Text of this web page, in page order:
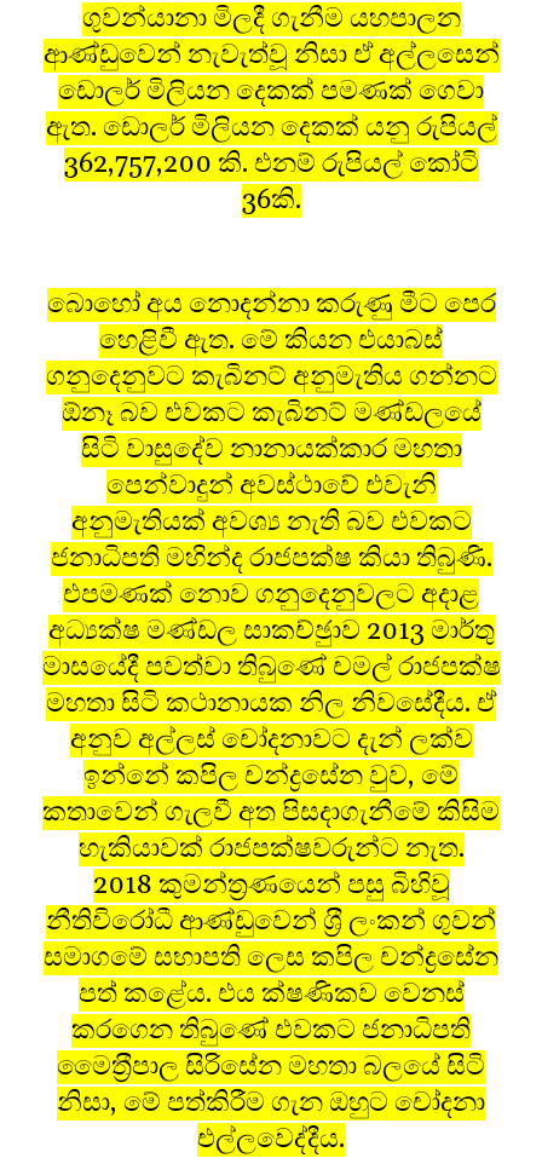
ගුවන්යානා මිලදී ගැනීම යහපාලන
ආණ්ඩුවෙන් නැවැත්වූ නිසා ඒ අල්ලසෙන්
ඩොලර් මිලියන දෙකක් පමණක් ගෙවා
ඇත. ඩොලර් මිලියන දෙකක් යනු රුපියල්
362,757,200 කි. එනම් රුපියල් කෝටි
36කි.
බොහෝ අය නොදන්නා කරුණු මීට පෙර
හෙළිවී ඇත. මේ කියන එයාබස්
ගනුදෙනුවට කැබිනට් අනුමැතිය ගන්නට
ඕනෑ බව එවකට කැබිනට් මණ්ඩලයේ
සිටි වාසුදේව නානායක්කාර මහතා
පෙන්වාදුන් අවස්ථාවේ එවැනි
අනුමැතියක් අවශ්‍ය නැති බව එවකට
ජනාධිපති මහින්ද රාජපක්ෂ කියා තිබුණි.
එපමණක් නොව ගනුදෙනුවලට අදාළ
අධ්‍යක්ෂ මණ්ඩල සාකච්ඡුාව 2013 මාර්තු
මාසයේදී පවත්වා තිබුණේ චමල් රාජපක්ෂ
මහතා සිටි කථානායක නිල නිවසේදීය. ඒ
අනුව අල්ලස් චෝදනාවට දැන් ලක්ව
ඉන්නේ කපිල චන්ද්‍රසේන වුව, මේ
කතාවෙන් ගැලවී අත පිසදාගැනීමේ කිසිම
හැකියාවක් රාජපක්ෂවරුන්ට නැත.
2018 කුමන්ත‍්‍රණයෙන් පසු බිහිවූ
නීතිවිරෝධී ආණ්ඩුවෙන් ශ‍්‍රී ලංකන් ගුවන්
සමාගමේ සභාපති ලෙස කපිල චන්ද්‍රසේන
පත් කළේය. එය ක්ෂණිකව වෙනස්
කරගෙන තිබුණේ එවකට ජනාධිපති
මෛත‍්‍රීපාල සිරිසේන මහතා බලයේ සිටි
නිසා, මේ පත්කිරීම ගැන ඔහුට චෝදනා
එල්ලවෙද්දීය.